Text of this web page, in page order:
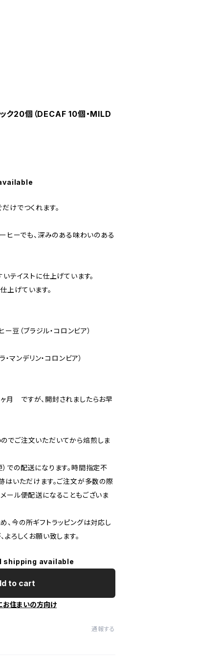
ク20個（DECAF 10個・MILD
けでつくれます。
ヒーでも、深みのある味わいのある
テイストに仕上げています。
上げています。
豆（ブラジル・コロンビア）
マンデリン・コロンビア）
月 ですが、開封されましたらお早
でご注文いただいてから焙煎しま
での配送になります。時間指定不
はいただけます。ご注文が多数の際
ール便配送になることもございま
今の所ギフトラッピングは対応し
よろしくお願い致します。
shipping available
to cart
お住まいの方向け
通報する